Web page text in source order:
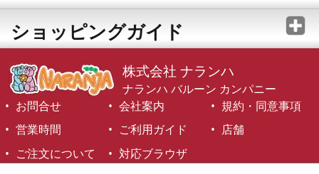
ショッピングガイド
株式会社 ナランハ
ナランハ バルーン カンパニー
お問合せ
会社案内
規約・同意事項
営業時間
ご利用ガイド
店舗
ご注文について
対応ブラウザ